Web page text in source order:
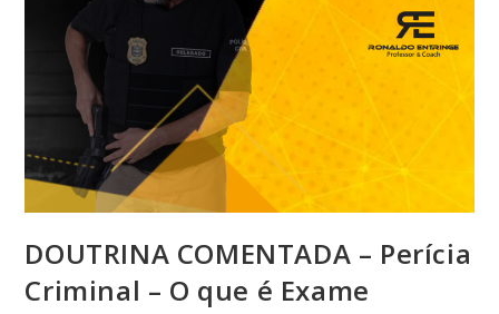
DOUTRINA COMENTADA – Perícia
Criminal – O que é Exame